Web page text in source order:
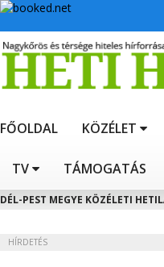
FŐOLDAL KÖZÉLET
TV TÁMOGATÁS
DÉL-PEST MEGYE KÖZÉLETI
HÍRDETÉS